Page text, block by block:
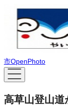
市OpenPhoto
高草山登山